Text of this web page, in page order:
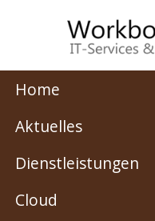
Home
Aktuelles
Dienstleistungen
Cloud